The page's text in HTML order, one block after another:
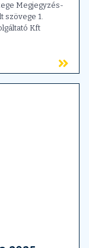
Megjegyzés-
szövege 1.
Kft